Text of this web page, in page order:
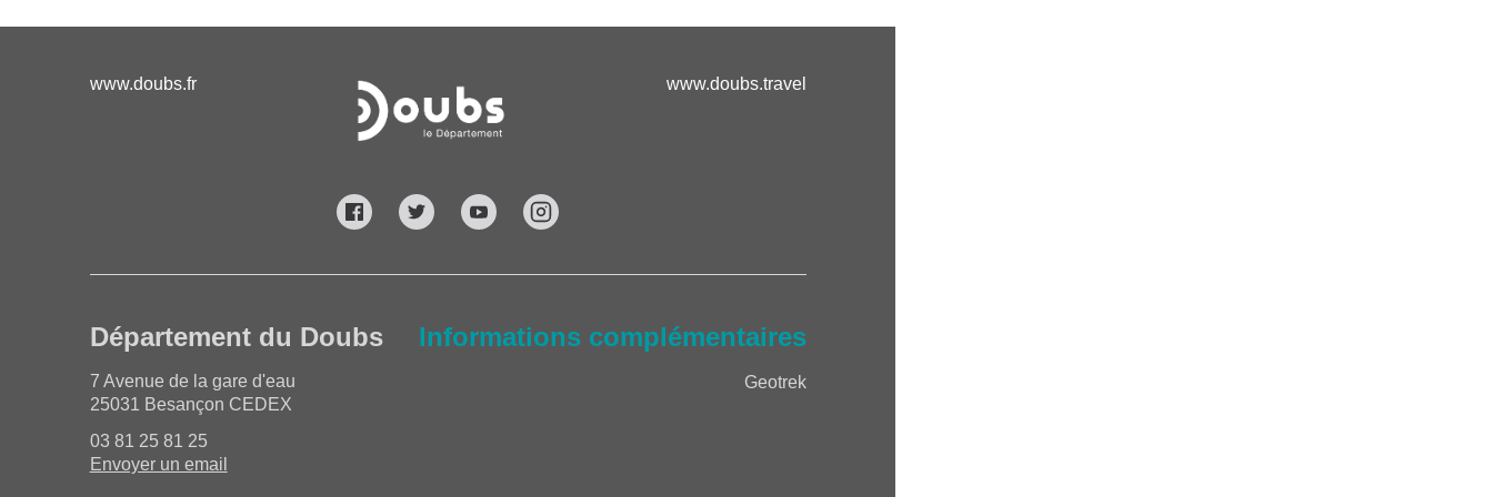
www.doubs.fr www.doubs.travel
Département du Doubs
7 Avenue de la gare d'eau
25031 Besançon CEDEX
03 81 25 81 25
Envoyer un email
Informations complémentaires
Geotrek